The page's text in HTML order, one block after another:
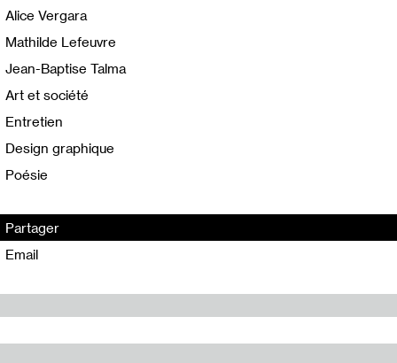
Alice Vergara
Mathilde Lefeuvre
Jean-Baptise Talma
Art et société
Entretien
Design graphique
Poésie
Partager
Email